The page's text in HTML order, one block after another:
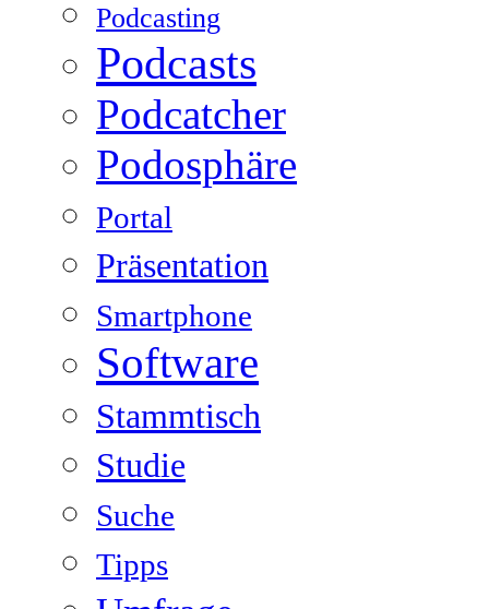
Podcasting
Podcasts
Podcatcher
Podosphäre
Portal
Präsentation
Smartphone
Software
Stammtisch
Studie
Suche
Tipps